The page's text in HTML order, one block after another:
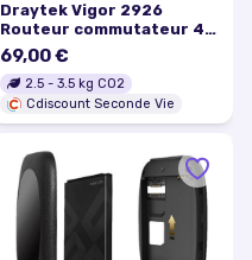
Draytek Vigor 2926
Routeur commutateur 4
ports GigE ports WAN : 2
69,00 €
2.5 - 3.5 kg CO2
Cdiscount Seconde Vie